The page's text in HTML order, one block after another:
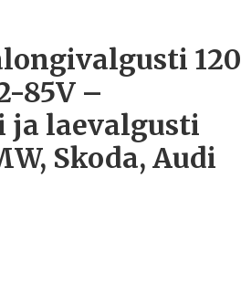
120
85V –
ja laevalgusti
Skoda, Audi